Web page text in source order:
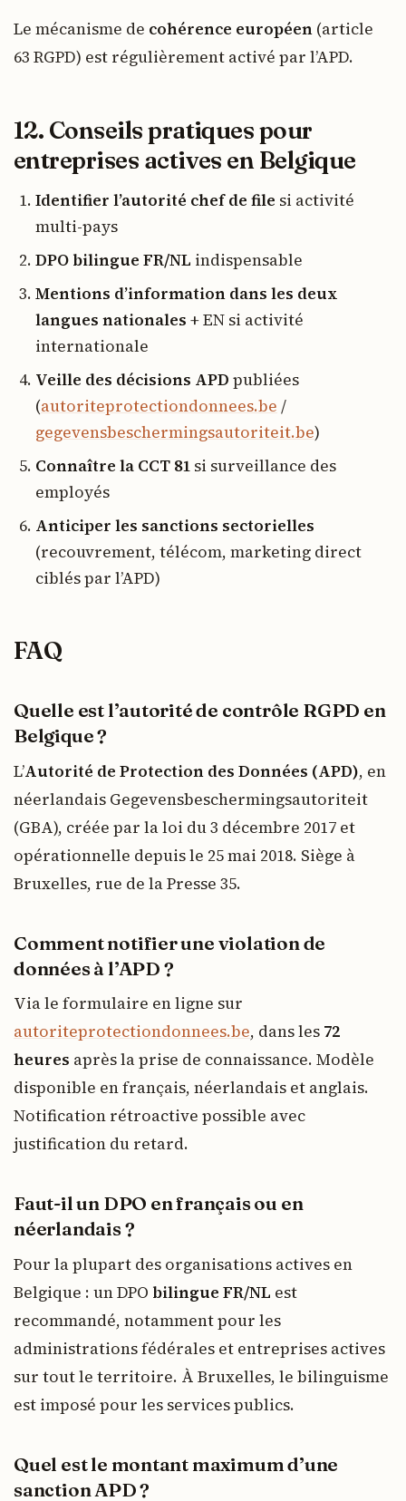
Le mécanisme de cohérence européen (article
63 RGPD) est régulièrement activé par l’APD.
12. Conseils pratiques pour
entreprises actives en Belgique
Identifier l’autorité chef de file si activité
multi-pays
DPO bilingue FR/NL indispensable
Mentions d’information dans les deux
langues nationales + EN si activité
internationale
Veille des décisions APD publiées
(autoriteprotectiondonnees.be /
gegevensbeschermingsautoriteit.be)
Connaître la CCT 81 si surveillance des
employés
Anticiper les sanctions sectorielles
(recouvrement, télécom, marketing direct
ciblés par l’APD)
FAQ
Quelle est l’autorité de contrôle RGPD en
Belgique ?
L’Autorité de Protection des Données (APD), en
néerlandais Gegevensbeschermingsautoriteit
(GBA), créée par la loi du 3 décembre 2017 et
opérationnelle depuis le 25 mai 2018. Siège à
Bruxelles, rue de la Presse 35.
Comment notifier une violation de
données à l’APD ?
Via le formulaire en ligne sur
autoriteprotectiondonnees.be, dans les 72
heures après la prise de connaissance. Modèle
disponible en français, néerlandais et anglais.
Notification rétroactive possible avec
justification du retard.
Faut-il un DPO en français ou en
néerlandais ?
Pour la plupart des organisations actives en
Belgique : un DPO bilingue FR/NL est
recommandé, notamment pour les
administrations fédérales et entreprises actives
sur tout le territoire. À Bruxelles, le bilinguisme
est imposé pour les services publics.
Quel est le montant maximum d’une
sanction APD ?